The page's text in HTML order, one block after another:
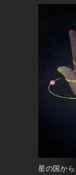
星の国から